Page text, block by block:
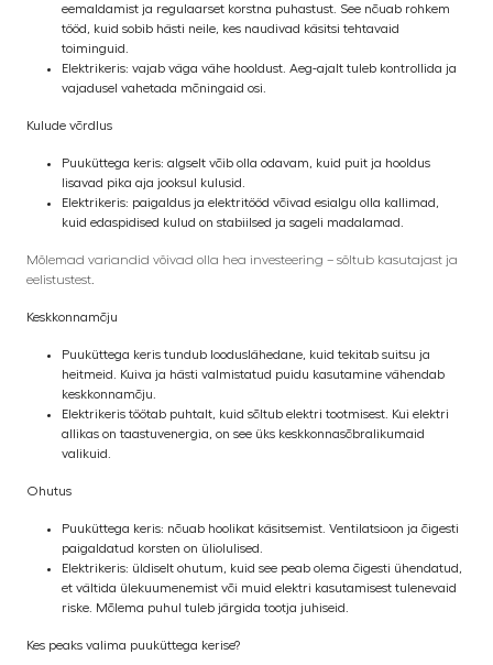
eemaldamist ja regulaarset korstna puhastust. See nõuab rohkem
tööd, kuid sobib hästi neile, kes naudivad käsitsi tehtavaid
toiminguid.
Elektrikeris: vajab väga vähe hooldust. Aeg-ajalt tuleb kontrollida ja
vajadusel vahetada mõningaid osi.
Kulude võrdlus
Puuküttega keris: algselt võib olla odavam, kuid puit ja hooldus
lisavad pika aja jooksul kulusid.
Elektrikeris: paigaldus ja elektritööd võivad esialgu olla kallimad,
kuid edaspidised kulud on stabiilsed ja sageli madalamad.
Mõlemad variandid võivad olla hea investeering – sõltub kasutajast ja
eelistustest.
Keskkonnamõju
Puuküttega keris tundub looduslähedane, kuid tekitab suitsu ja
heitmeid. Kuiva ja hästi valmistatud puidu kasutamine vähendab
keskkonnamõju.
Elektrikeris töötab puhtalt, kuid sõltub elektri tootmisest. Kui elektri
allikas on taastuvenergia, on see üks keskkonnasõbralikumaid
valikuid.
Ohutus
Puuküttega keris: nõuab hoolikat käsitsemist. Ventilatsioon ja õigesti
paigaldatud korsten on üliolulised.
Elektrikeris: üldiselt ohutum, kuid see peab olema õigesti ühendatud,
et vältida ülekuumenemist või muid elektri kasutamisest tulenevaid
riske. Mõlema puhul tuleb järgida tootja juhiseid.
Kes peaks valima puuküttega kerise?